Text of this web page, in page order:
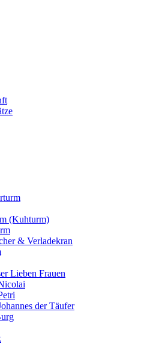
(Kuhturm)
& Verladekran
Lieben Frauen
der Täufer